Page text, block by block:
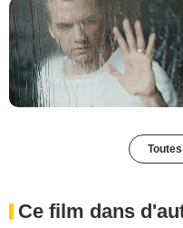
Ce film dans